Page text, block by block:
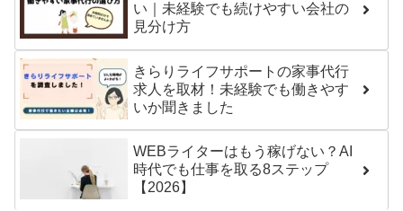
い｜未経験でも続けやすい会社の
見分け方
きらりライフサポートの家事代行
求人を取材！未経験でも働きやす
いか聞きました
WEBライターはもう稼げない？AI
時代でも仕事を取る8ステップ
【2026】